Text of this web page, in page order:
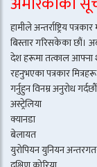
हामीले अन्तर्राष्ट्रिय
बिस्तार गरिसकेका छौं।
देश हरूमा तत्काल आफ्ना
रहनुभएका पत्रकार
गर्नुहुन विनम्र अनुरोध
अस्ट्रेलिया
क्यानडा
बेलायत
युरोपियन युनियन